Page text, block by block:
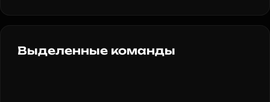
Выделенные команды